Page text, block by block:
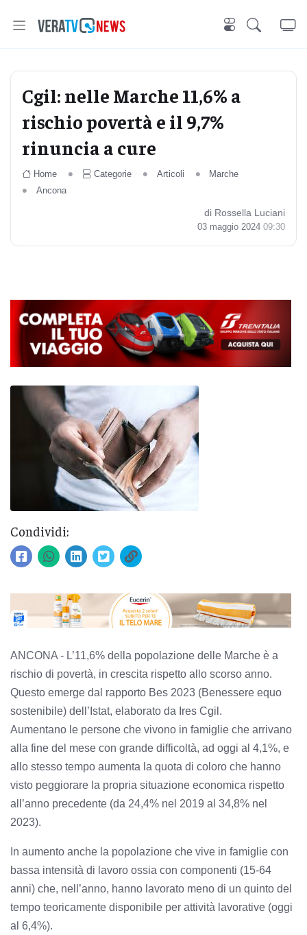
Cgil: nelle Marche 11,6% a
rischio povertà e il 9,7%
rinuncia a cure
Home Categorie Articoli
Marche
Ancona
di Rossella Luciani
03 maggio 2024 09:30
Condividi:
ANCONA - L’11,6% della popolazione delle Marche è a
rischio di povertà, in crescita rispetto allo scorso anno.
Questo emerge dal rapporto Bes 2023 (Benessere equo
sostenibile) dell’Istat, elaborato da Ires Cgil.
Aumentano le persone che vivono in famiglie che arrivano
alla fine del mese con grande difficoltà, ad oggi al 4,1%, e
allo stesso tempo aumenta la quota di coloro che hanno
visto peggiorare la propria situazione economica rispetto
all’anno precedente (da 24,4% nel 2019 al 34,8% nel
2023).
In aumento anche la popolazione che vive in famiglie con
bassa intensità di lavoro ossia con componenti (15-64
anni) che, nell’anno, hanno lavorato meno di un quinto del
tempo teoricamente disponibile per attività lavorative (oggi
al 6,4%).